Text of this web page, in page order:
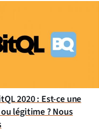
2020 : Est-ce une
légitime ? Nous